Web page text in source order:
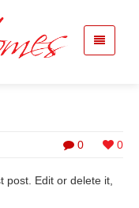
0 0
post. Edit or delete it,